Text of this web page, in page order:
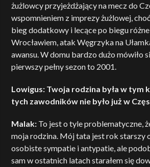
żużlowcy przyjeżdżający na mecz do
wspomnieniem z imprezy żużlowej,
bieg dodatkowy i lecące po biegu
Wrocławiem, atak Węgrzyka na
awansu. W domu bardzo dużo
pierwszy pełny sezon to 2001.
Lowigus: Twoja rodzina była w tym
tych zawodników nie było już w
Malak: To jest o tyle problematyczne,
moja rodzina. Mój tata jest rok starszy
osobiste sympatie i antypatie, ale
sam w ostatnich latach starałem się